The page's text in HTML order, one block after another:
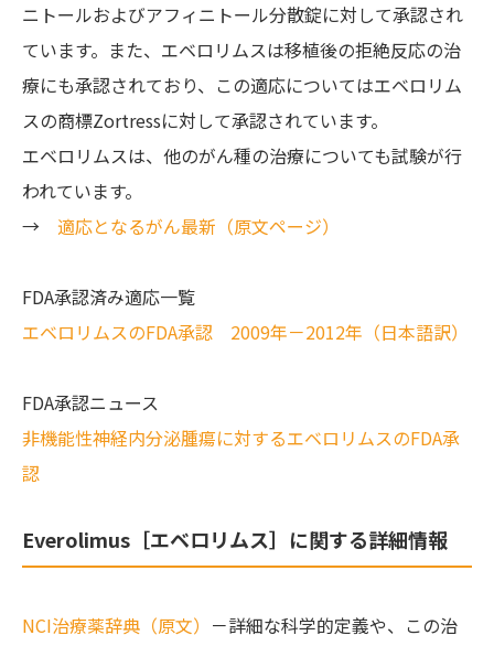
ニトールおよびアフィニトール分散錠に対して承認され
ています。また、エベロリムスは移植後の拒絶反応の治
療にも承認されており、この適応についてはエベロリム
スの商標Zortressに対して承認されています。
エベロリムスは、他のがん種の治療についても試験が行
われています。
→ 適応となるがん最新（原文ページ）
FDA承認済み適応一覧
エベロリムスのFDA承認 2009年－2012年（日本語訳）
FDA承認ニュース
非機能性神経内分泌腫瘍に対するエベロリムスのFDA承
認
Everolimus［エベロリムス］に関する詳細情報
NCI治療薬辞典（原文） －詳細な科学的定義や、この治